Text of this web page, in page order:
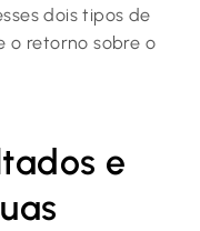
dois tipos de
o retorno sobre o
e